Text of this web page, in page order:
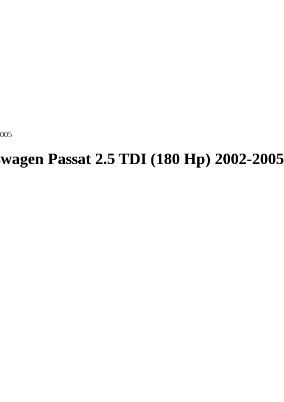
Passat 2.5 TDI (180 Hp) 2002-2005